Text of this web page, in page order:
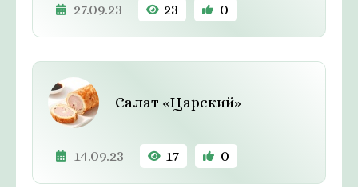
27.09.23 23 0
Салат «Царский»
14.09.23 17 0